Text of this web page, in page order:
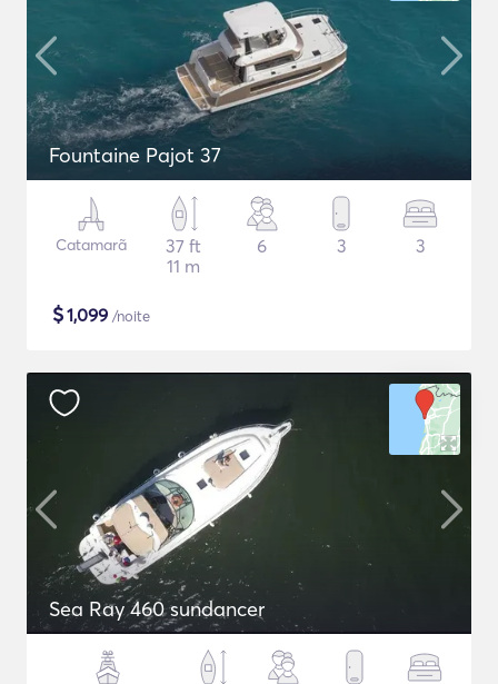
Fountaine Pajot 37
Catamarã
37 ft
11 m
6 3 3
$1,099 /noite
Sea Ray 460 sundancer